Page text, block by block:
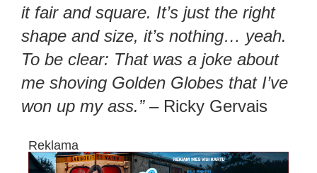
it fair and square. It’s just the right
shape and size, it’s nothing… yeah.
To be clear: That was a joke about
me shoving Golden Globes that I’ve
won up my ass.”– Ricky Gervais
Reklama